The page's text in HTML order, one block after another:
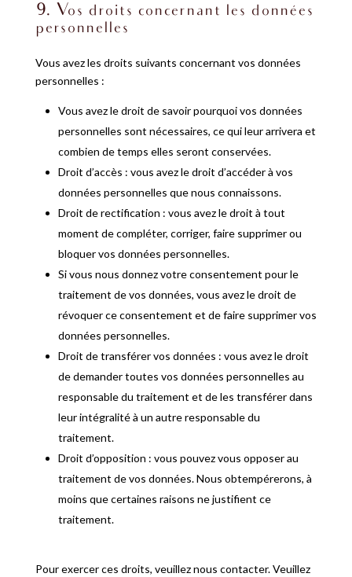
9. Vos droits concernant les données
personnelles
Vous avez les droits suivants concernant vos données
personnelles :
Vous avez le droit de savoir pourquoi vos données
personnelles sont nécessaires, ce qui leur arrivera et
combien de temps elles seront conservées.
Droit d’accès : vous avez le droit d’accéder à vos
données personnelles que nous connaissons.
Droit de rectification : vous avez le droit à tout
moment de compléter, corriger, faire supprimer ou
bloquer vos données personnelles.
Si vous nous donnez votre consentement pour le
traitement de vos données, vous avez le droit de
révoquer ce consentement et de faire supprimer vos
données personnelles.
Droit de transférer vos données : vous avez le droit
de demander toutes vos données personnelles au
responsable du traitement et de les transférer dans
leur intégralité à un autre responsable du
traitement.
Droit d’opposition : vous pouvez vous opposer au
traitement de vos données. Nous obtempérerons, à
moins que certaines raisons ne justifient ce
traitement.
Pour exercer ces droits, veuillez nous contacter. Veuillez